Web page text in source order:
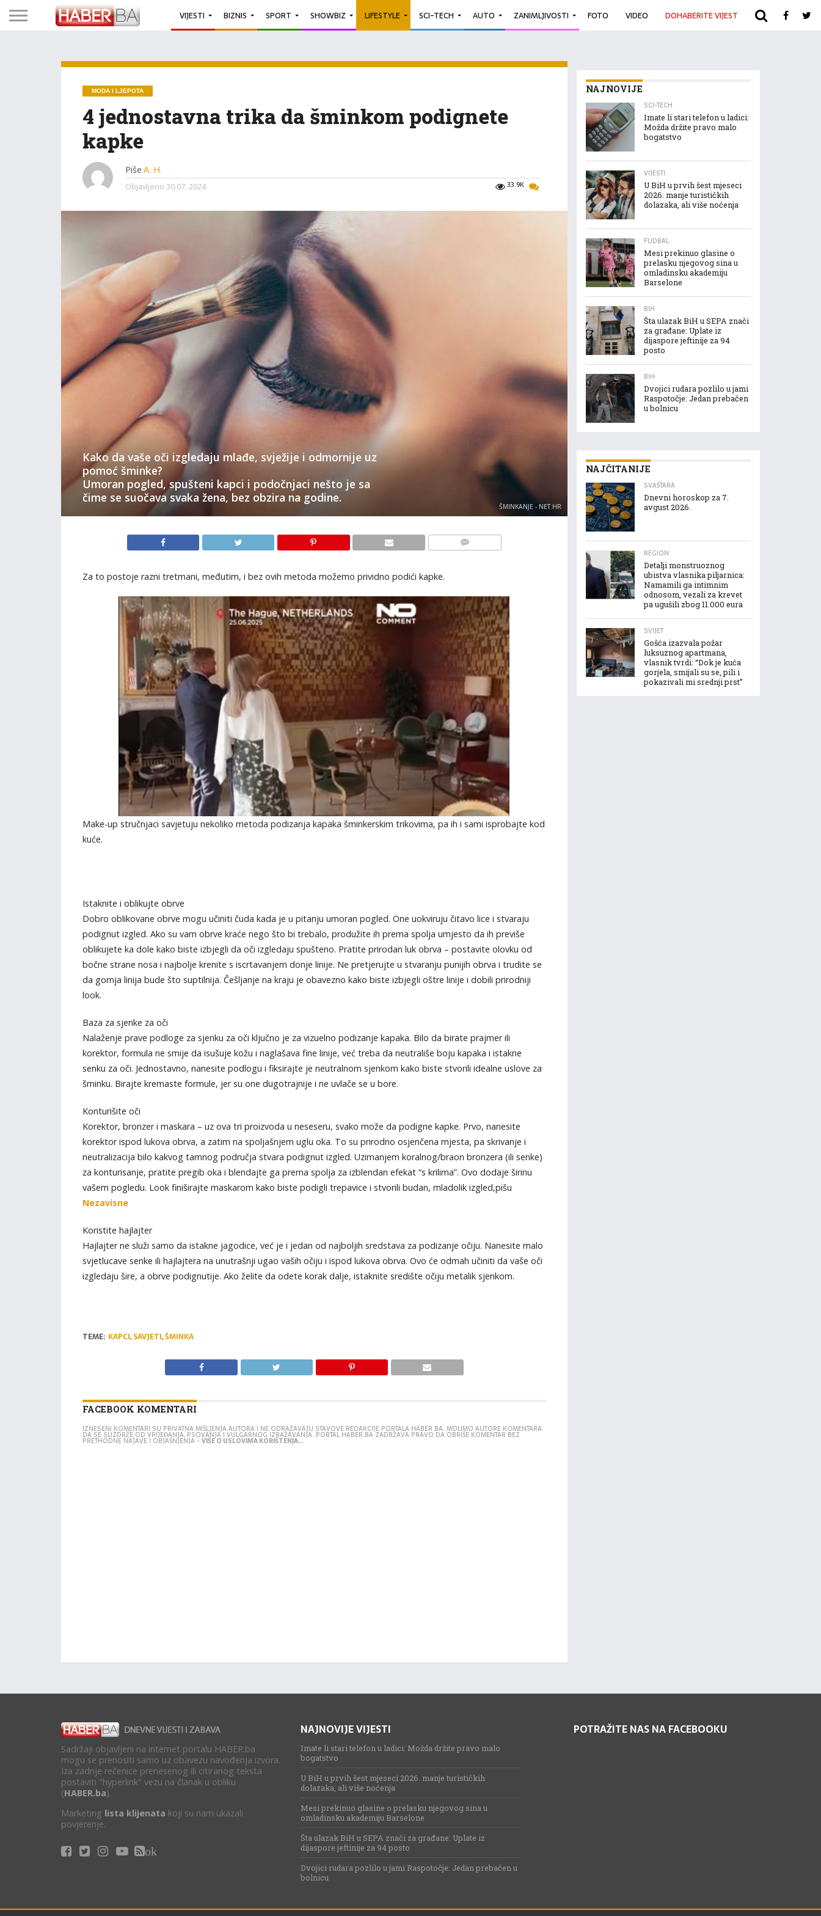
VIJESTI BIZNIS SPORT SHOWBIZ LIFESTYLE SCI-TECH AUTO ZANIMLJIVOSTI FOTO VIDEO DOHABERITE VIJEST ARHIVA
MODA I LJEPOTA
4 jednostavna trika da šminkom podignete
kapke
Piše A. H.
33.9K
Objavljeno 30.07. 2024.
Kako da vaše oči izgledaju mlađe, svježije i odmornije uz
pomoć šminke?
Umoran pogled, spušteni kapci i podočnjaci nešto je sa
čime se suočava svaka žena, bez obzira na godine.
ŠMINKANJE - NET.HR
Za to postoje razni tretmani, međutim, i bez ovih metoda možemo prividno podići kapke.
Make-up stručnjaci savjetuju nekoliko metoda podizanja kapaka šminkerskim trikovima, pa ih i sami isprobajte kod
kuće.
Istaknite i oblikujte obrve
Dobro oblikovane obrve mogu učiniti čuda kada je u pitanju umoran pogled. One uokviruju čitavo lice i stvaraju
podignut izgled. Ako su vam obrve kraće nego što bi trebalo, produžite ih prema spolja umjesto da ih previše
oblikujete ka dole kako biste izbjegli da oči izgledaju spušteno. Pratite prirodan luk obrva – postavite olovku od
bočne strane nosa i najbolje krenite s iscrtavanjem donje linije. Ne pretjerujte u stvaranju punijih obrva i trudite se
da gornja linija bude što suptilnija. Češljanje na kraju je obavezno kako biste izbjegli oštre linije i dobili prirodniji
look.
Baza za sjenke za oči
Nalaženje prave podloge za sjenku za oči ključno je za vizuelno podizanje kapaka. Bilo da birate prajmer ili
korektor, formula ne smije da isušuje kožu i naglašava fine linije, već treba da neutrališe boju kapaka i istakne
senku za oči. Jednostavno, nanesite podlogu i fiksirajte je neutralnom sjenkom kako biste stvorili idealne uslove za
šminku. Birajte kremaste formule, jer su one dugotrajnije i ne uvlače se u bore.
Konturišite oči
Korektor, bronzer i maskara – uz ova tri proizvoda u neseseru, svako može da podigne kapke. Prvo, nanesite
korektor ispod lukova obrva, a zatim na spoljašnjem uglu oka. To su prirodno osjenčena mjesta, pa skrivanje i
neutralizacija bilo kakvog tamnog područja stvara podignut izgled. Uzimanjem koralnog/braon bronzera (ili senke)
za konturisanje, pratite pregib oka i blendajte ga prema spolja za izblendan efekat “s krilima”. Ovo dodaje širinu
vašem pogledu. Look finiširajte maskarom kako biste podigli trepavice i stvorili budan, mladolik izgled,pišu
Nezavisne
Koristite hajlajter
Hajlajter ne služi samo da istakne jagodice, već je i jedan od najboljih sredstava za podizanje očiju. Nanesite malo
svjetlucave senke ili hajlajtera na unutrašnji ugao vaših očiju i ispod lukova obrva. Ovo će odmah učiniti da vaše oči
izgledaju šire, a obrve podignutije. Ako želite da odete korak dalje, istaknite središte očiju metalik sjenkom.
TEME: KAPCI, SAVJETI,ŠMINKA
FACEBOOK KOMENTARI
IZNESENI KOMENTARI SU PRIVATNA MIŠLJENJA AUTORA I NE ODRAŽAVAJU STAVOVE REDAKCIJE PORTALA HABER.BA. MOLIMO AUTORE KOMENTARA
DA SE SUZDRŽE OD VRIJEĐANJA, PSOVANJA I VULGARNOG IZRAŽAVANJA. PORTAL HABER.BA ZADRŽAVA PRAVO DA OBRIŠE KOMENTAR BEZ
PRETHODNE NAJAVE I OBJAŠNJENJA -VIŠE O USLOVIMA KORIŠTENJA...
NAJNOVIJE
SCI-TECH
Imate li stari telefon u ladici:
Možda držite pravo malo
bogatstvo
VIJESTI
U BiH u prvih šest mjeseci
2026. manje turističkih
dolazaka, ali više noćenja
FUDBAL
Mesi prekinuo glasine o
prelasku njegovog sina u
omladinsku akademiju
Barselone
BIH
Šta ulazak BiH u SEPA znači
za građane: Uplate iz
dijaspore jeftinije za 94
posto
BIH
Dvojici rudara pozlilo u jami
Raspotočje: Jedan prebačen
u bolnicu
NAJČITANIJE
SVAŠTARA
Dnevni horoskop za 7.
avgust 2026.
REGION
Detalji monstruoznog
ubistva vlasnika piljarnica:
Namamili ga intimnim
odnosom, vezali za krevet
pa ugušili zbog 11.000 eura
SVIJET
Gošća izazvala požar
luksuznog apartmana,
vlasnik tvrdi: “Dok je kuća
gorjela, smijali su se, pili i
pokazivali mi srednji prst”
Sadržaji objavljeni na internet portalu HABER.ba
mogu se prenositi samo uz obavezu navođenja izvora.
Iza zadnje rečenice prenesenog ili citiranog teksta
postaviti "hyperlink" vezu na članak u obliku
(HABER.ba).
Marketing lista klijenata koji su nam ukazali
povjerenje.
ok
NAJNOVIJE VIJESTI
Imate li stari telefon u ladici: Možda držite pravo malo
bogatstvo
U BiH u prvih šest mjeseci 2026. manje turističkih
dolazaka, ali više noćenja
Mesi prekinuo glasine o prelasku njegovog sina u
omladinsku akademiju Barselone
Šta ulazak BiH u SEPA znači za građane: Uplate iz
dijaspore jeftinije za 94 posto
Dvojici rudara pozlilo u jami Raspotočje: Jedan prebačen u
bolnicu
POTRAŽITE NAS NA FACEBOOKU